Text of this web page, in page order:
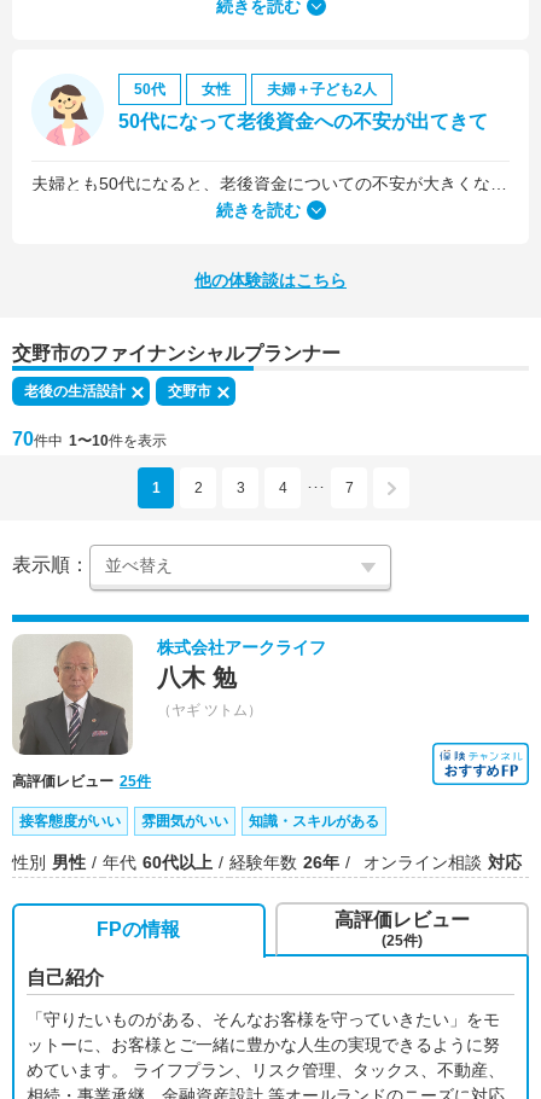
続きを読む
50代 女性 夫婦＋子ども2人
50代になって老後資金への不安が出てきて
続きを読む
他の体験談はこちら
交野市のファイナンシャルプランナー
老後の生活設計 交野市
70件中 1〜10件を表示
1 2 3 4 ･･･ 7
表示順：
株式会社アークライフ
八木 勉
（ヤギ ツトム）
高評価レビュー 25件
接客態度がいい 雰囲気がいい 知識・スキルがある
性別 男性 年代 60代以上 経験年数 26年 オンライン相談 対応
FPの情報
自己紹介
「守りたいものがある、そんなお客様を守っていきたい」をモ
ットーに、お客様とご一緒に豊かな人生の実現できるように努
めています。 ライフプラン、リスク管理、タックス、不動産、
高評価レビュー
(25件)